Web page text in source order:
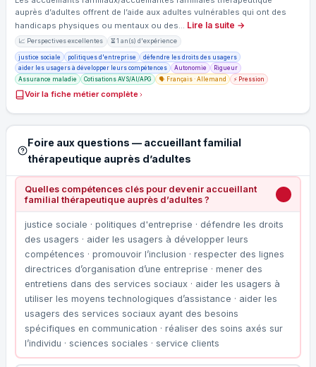
auprès d’adultes offrent de l’aide aux adultes vulnérables qui ont des
handicaps physiques ou mentaux ou des… Lire la suite →
📈 Perspectives excellentes ⏳ 1 an(s) d'expérience
justice sociale politiques d'entreprise
défendre les droits des usagers
aider les usagers à développer leurs compétences
Autonomie
Rigueur
Assurance maladie
Cotisations AVS/AI/APG 🗣️ Français · Allemand ⚡ Pression
Voir la fiche métier complète
Foire aux questions — accueillant familial
thérapeutique auprès d’adultes
Quelles compétences clés pour devenir accueillant
familial thérapeutique auprès d’adultes ?
justice sociale · politiques d'entreprise · défendre les droits
des usagers · aider les usagers à développer leurs
compétences · promouvoir l’inclusion · respecter des lignes
directrices d’organisation d’une entreprise · mener des
entretiens dans des services sociaux · aider les usagers à
utiliser les moyens technologiques d’assistance · aider les
usagers des services sociaux ayant des besoins
spécifiques en communication · réaliser des soins axés sur
l’individu · sciences sociales · service clients